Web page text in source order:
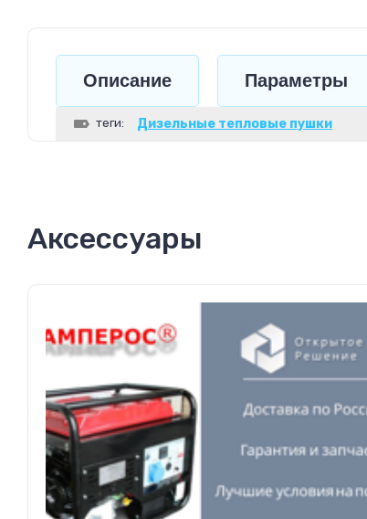
Описание Параметры
теги: Дизельные тепловые пушки
Аксессуары